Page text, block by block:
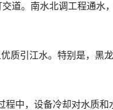
道。南水北调工程通水
质引江水。特别是，黑
程中，设备冷却对水质和